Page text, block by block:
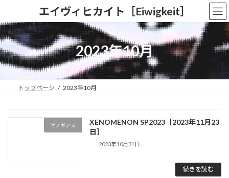
テ
ン
ツ
へ
ス
ゲ
ー
シ
ョ
ン
エイヴィヒカイト［Eiwigkeit］
2023年10月
トップページ 2023年10月
ゼノギアス
XENOMENON SP2023［2023年11月23
日］
2023年10月31日
続きを読む